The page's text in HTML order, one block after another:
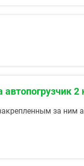
автопогрузчик
за ним